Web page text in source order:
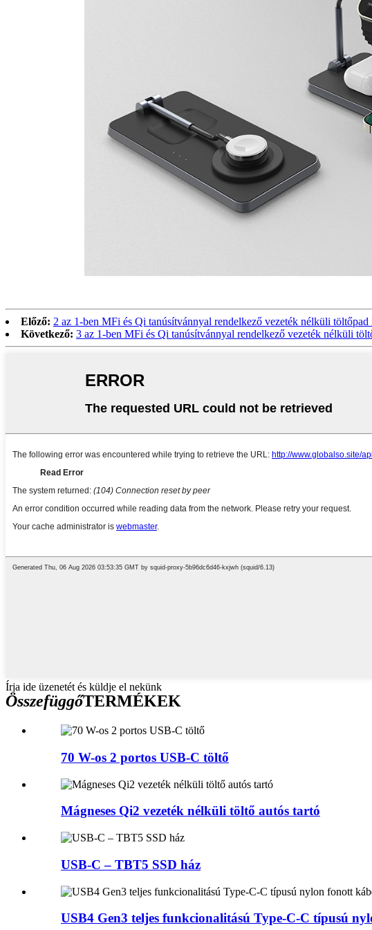
Előző: 2 az 1-ben MFi és Qi tanúsítvánnyal rendelkező vezeték nélküli
Következő: 3 az 1-ben MFi és Qi tanúsítvánnyal rendelkező vezeték nélküli
Írja ide üzenetét és küldje el nekünk
ÖsszefüggőTERMÉKEK
70 W-os 2 portos USB-C töltő
Mágneses Qi2 vezeték nélküli töltő autós tartó
USB-C – TBT5 SSD ház
USB4 Gen3 teljes funkcionalitású Type-C-C típusú